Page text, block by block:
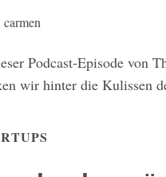
carmen
Podcast-Episode von
wir hinter die Kulissen